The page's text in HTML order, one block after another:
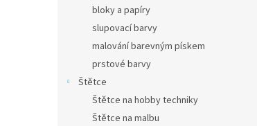
bloky a papíry
slupovací barvy
malování barevným pískem
prstové barvy
Štětce
Štětce na hobby techniky
Štětce na malbu